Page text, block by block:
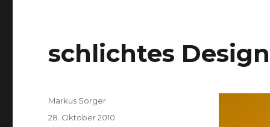
schlichtes Design
Autor
Markus Sorger
Veröffentlicht
28. Oktober 2010